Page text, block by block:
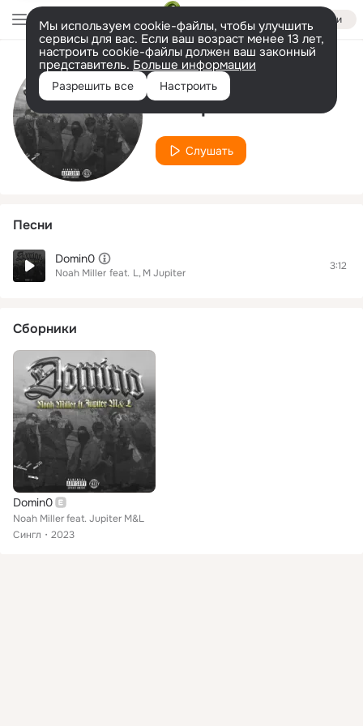
Войти
Мы используем cookie-файлы, чтобы улучшить
сервисы для вас. Если ваш возраст менее 13 лет,
настроить cookie-файлы должен ваш законный
представитель. Больше информации
Разрешить все Настроить
Исполнитель
M Jupiter
Слушать
Песни
Domin0
Noah Miller feat. L M Jupiter
3:12
Сборники
Domin0
Noah Miller feat. Jupiter M&L
Сингл
2023